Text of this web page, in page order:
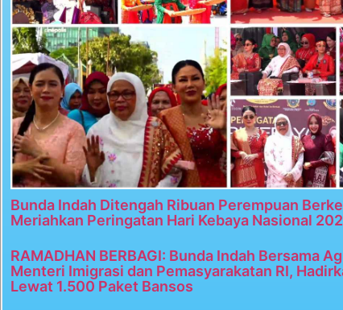
Bunda Indah Ditengah Ribuan Perempuan
Meriahkan Peringatan Hari Kebaya Nasional
RAMADHAN BERBAGI: Bunda Indah Bersama
Menteri Imigrasi dan Pemasyarakatan RI,
Lewat 1.500 Paket Bansos